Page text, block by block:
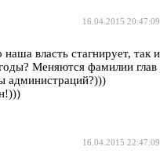
16.04.2015 20:47:09
власть стагнирует, так и
Меняются фамилии глав
администраций?)))
16.04.2015 22:47:09